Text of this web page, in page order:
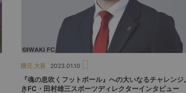
隈元 大吾 2023.01.10
『魂の息吹くフットボール』への大いなるチャレンジ
きFC・田村雄三スポーツディレクターインタビュー